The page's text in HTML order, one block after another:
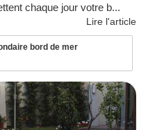
chaque jour votre b...
Lire l'article
bord de mer